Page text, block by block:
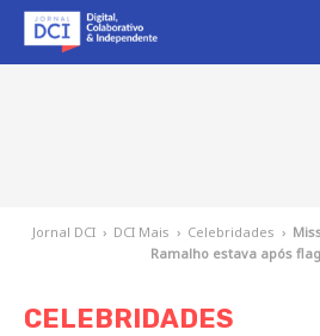
Jornal DCI › DCI Mais › Celebridades ›
Ramalho estava após
CELEBRIDADES